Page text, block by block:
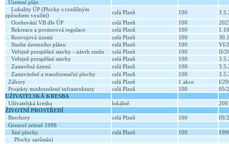
Územní plán
Lokality ÚP (Plochy s rozdílným
způsobem využití)
celá Plzeň 100
Oceňování VB dle ÚP
celá Plzeň 100
Rekreace a prostorová regulace
celá Plzeň 100
Rozvojová území
celá Plzeň 100
Studie územního plánu
celá Plzeň 100
VI/
Veřejně prospěšné stavby - návrh změn
celá Plzeň 100
II/
Veřejně prospěšné stavby
celá Plzeň 100
Zastavěná území
celá Plzeň 100
Zastavitelné a transformační plochy
celá Plzeň 100
Zábory
celá Plzeň 1 akce
I/
Projekty modrozelené infrastruktury
celá Plzeň 100
05/
UŽIVATELSKÁ KRESBA
Uživatelská kresba
lokálně
ŽIVOTNÍ PROSTŘEDÍ
Biochory
celá Plzeň 100
III/
Generel zeleně 1998
Jiné plochy
celá Plzeň 100
Plochy zarůstání